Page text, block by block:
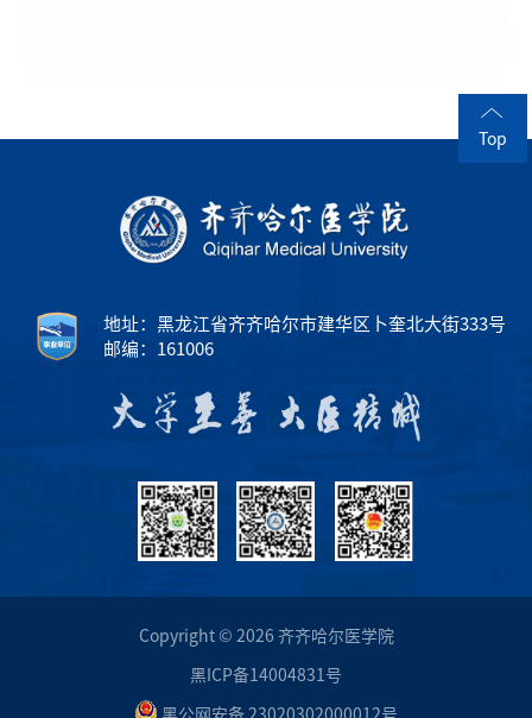
Top
地址：黑龙江省齐齐哈尔市建华区卜奎北大街333号
邮编：161006
Copyright © 2026 齐齐哈尔医学院
黑ICP备14004831号
黑公网安备 23020302000012号